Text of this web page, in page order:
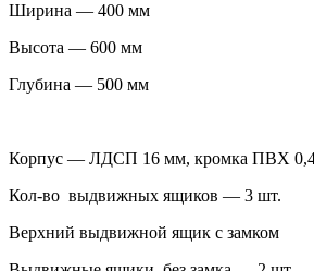
Ширина — 400 мм
Высота — 600 мм
Глубина — 500 мм
Корпус — ЛДСП 16 мм, кромка ПВХ
Кол-во выдвижных ящиков — 3 шт.
Верхний выдвижной ящик с замком